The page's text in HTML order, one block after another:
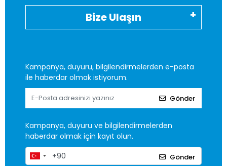
Bize Ulaşın
Kampanya, duyuru, bilgilendirmelerden e-posta
ile haberdar olmak istiyorum.
Gönder
Kampanya, duyuru ve bilgilendirmelerden
haberdar olmak için kayıt olun.
Gönder